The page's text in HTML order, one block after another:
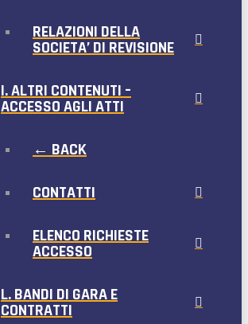
RELAZIONI DELLA
SOCIETA’ DI REVISIONE
I. ALTRI CONTENUTI –
ACCESSO AGLI ATTI
← BACK
CONTATTI
ELENCO RICHIESTE
ACCESSO
L. BANDI DI GARA E
CONTRATTI